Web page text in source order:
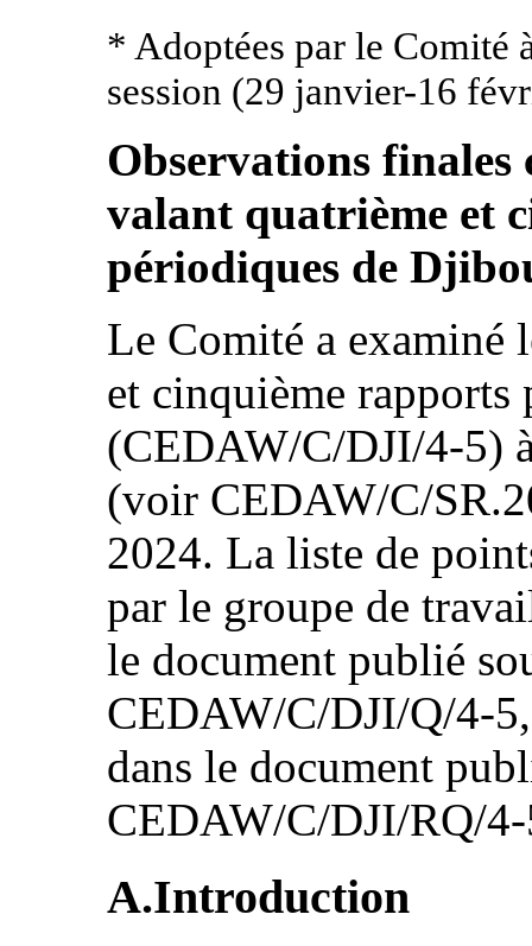
* Adoptées par le Comité
session (29 janvier-16
Observations
valant quatrième et
périodiques de
Le Comité a examiné
et cinquième
(CEDAW/C/DJI/4-5) à
(voir CEDAW/C/
2024. La liste de
par le groupe de
le document publié
CEDAW/C/DJI/Q/4-
dans le document
CEDAW/C/DJI/RQ/
A.Introduction